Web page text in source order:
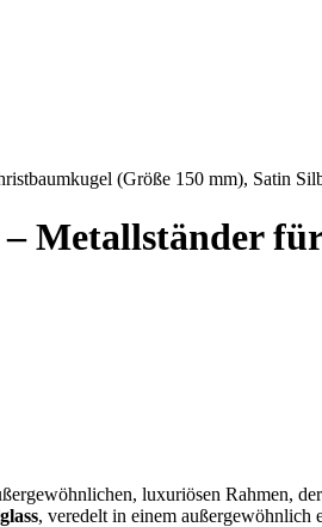
(Größe 150 mm), Satin
Metallständer
luxuriösen Rahmen,
, veredelt in einem außergewöhnlich